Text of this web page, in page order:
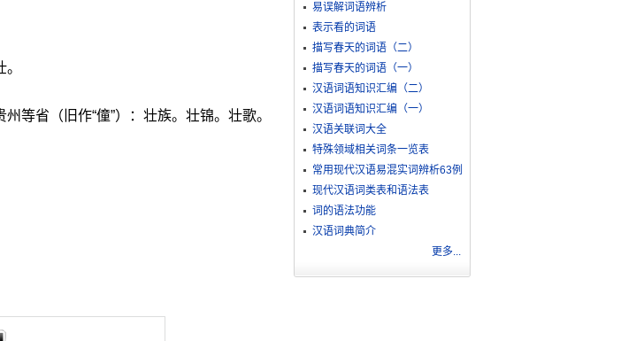
等省（旧作“僮”）：壮族。壮锦。壮歌。
易误解词语辨析
表示看的词语
描写春天的词语（二）
描写春天的词语（一）
汉语词语知识汇编（二）
汉语词语知识汇编（一）
汉语关联词大全
特殊领域相关词条一览表
常用现代汉语易混实词辨析63例
现代汉语词类表和语法表
词的语法功能
汉语词典简介
更多...